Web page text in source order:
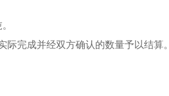
际完成并经双方确认的数量予以结算。